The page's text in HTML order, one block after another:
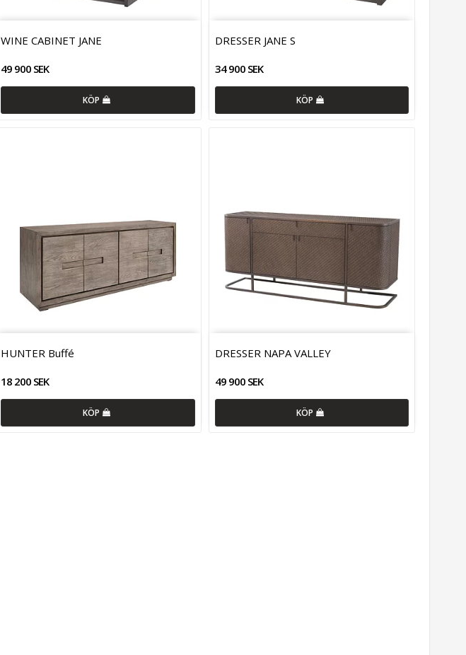
WINE CABINET JANE
49 900 SEK
KÖP
DRESSER JANE S
34 900 SEK
KÖP
HUNTER Buffé
18 200 SEK
KÖP
DRESSER NAPA VALLEY
49 900 SEK
KÖP